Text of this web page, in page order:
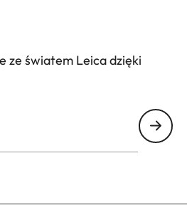
ze światem Leica dzięki